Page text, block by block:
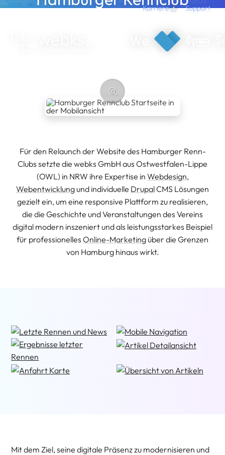
Direkt zum Inhalt Karriere 1 Support
webks: websolutions kept simple
Für den Relaunch der Website des Hamburger Renn-
Clubs setzte die webks GmbH aus Ostwestfalen-Lippe
(OWL) in NRW ihre Expertise in Webdesign,
Webentwicklung und individuelle DrupalCMS Lösungen
gezielt ein, um eine responsive Plattform zu realisieren,
die die Geschichte und Veranstaltungen des Vereins
digital modern inszeniert und als leistungsstarkes Beispiel
für professionelles Online-Marketing über die Grenzen
von Hamburg hinaus wirkt.
Mit dem Ziel, seine digitale Präsenz zu modernisieren und